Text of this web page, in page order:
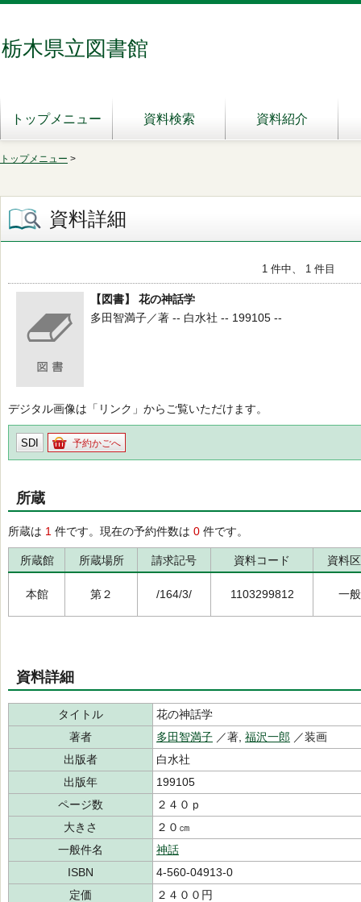
栃木県立図書館
トップメニュー 資料検索 資料紹介
トップメニュー >
資料詳細
1 件中、 1 件目
【図書】 花の神話学
多田智満子／著 -- 白水社 -- 199105 --
デジタル画像は「リンク」からご覧いただけます。
SDI 予約かごへ
所蔵
所蔵は 1 件です。現在の予約件数は 0 件です。
所蔵館 所蔵場所 請求記号 資料コード 資料
本館 第２ /164/3/ 1103299812 一般
資料詳細
タイトル
花の神話学
著者
多田智満子 ／著, 福沢一郎 ／装画
出版者
白水社
出版年
199105
ページ数
２４０ｐ
大きさ
２０㎝
一般件名
神話
ISBN
4-560-04913-0
定価
２４００円